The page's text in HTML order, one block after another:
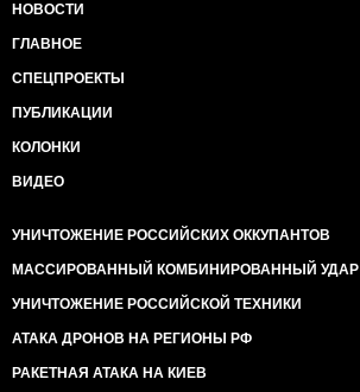
НОВОСТИ
ГЛАВНОЕ
СПЕЦПРОЕКТЫ
ПУБЛИКАЦИИ
КОЛОНКИ
ВИДЕО
УНИЧТОЖЕНИЕ РОССИЙСКИХ ОККУПАНТОВ
МАССИРОВАННЫЙ КОМБИНИРОВАННЫЙ УДАР
УНИЧТОЖЕНИЕ РОССИЙСКОЙ ТЕХНИКИ
АТАКА ДРОНОВ НА РЕГИОНЫ РФ
РАКЕТНАЯ АТАКА НА КИЕВ